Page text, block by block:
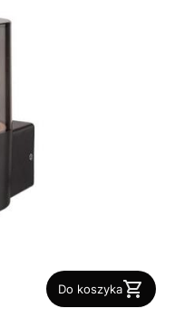
Do koszyka